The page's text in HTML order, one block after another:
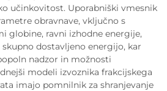
učinkovitost. Uporabniški vmesnik
obravnave, vključno s
globine, ravni izhodne energije,
dostavljeno energijo, kar
nadzor in možnosti
modeli izvoznika frakcijskega
imajo pomnilnik za shranjevanje